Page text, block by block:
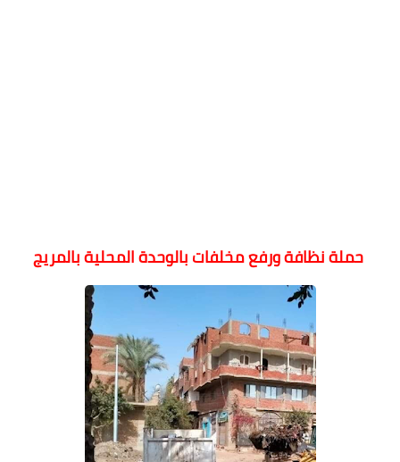
حملة نظافة ورفع مخلفات بالوحدة المحلية بالمريج